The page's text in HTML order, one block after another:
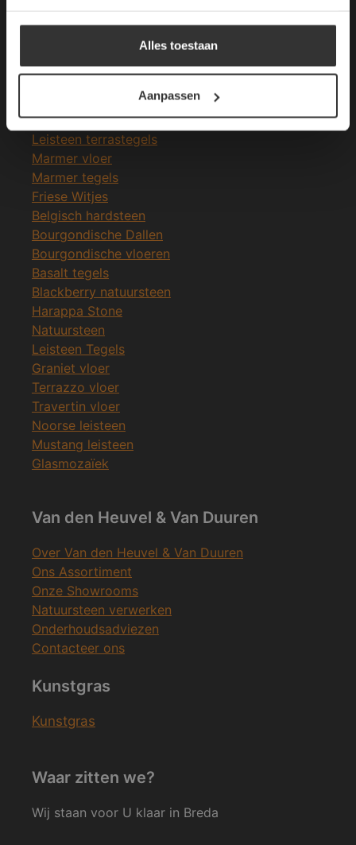
Alles toestaan
Aanpassen
Meeste Gezochte Natuursteen
Terrastegels
Leisteen terrastegels
Marmer vloer
Marmer tegels
Friese Witjes
Belgisch hardsteen
Bourgondische Dallen
Bourgondische vloeren
Basalt tegels
Blackberry natuursteen
Harappa Stone
Natuursteen
Leisteen Tegels
Graniet vloer
Terrazzo vloer
Travertin vloer
Noorse leisteen
Mustang leisteen
Glasmozaïek
Van den Heuvel & Van Duuren
Over Van den Heuvel & Van Duuren
Ons Assortiment
Onze Showrooms
Natuursteen verwerken
Onderhoudsadviezen
Contacteer ons
Kunstgras
Kunstgras
Waar zitten we?
Wij staan voor U klaar in Breda
ALLES AFWIJZEN
DETAILS WEERGEVEN